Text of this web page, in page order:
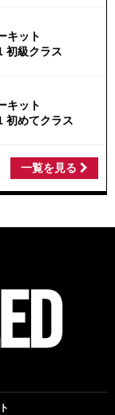
キット
初級クラス
キット
初めてクラス
一覧を見る